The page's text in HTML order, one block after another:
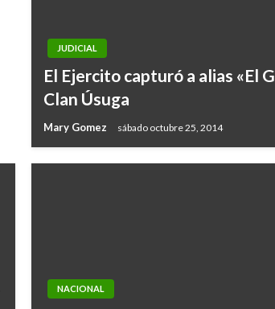
JUDICIAL
El Ejercito capturó a alias «El
Clan Úsuga
Mary Gomez sábado octubre 25, 2014
NACIONAL